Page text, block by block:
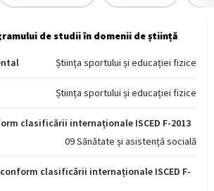
de studii în domenii de știință
Știința sportului și educației fizice
Știința sportului și educației fizice
clasificării internaționale ISCED F-2013
09 Sănătate și asistență socială
clasificării internaționale ISCED F-